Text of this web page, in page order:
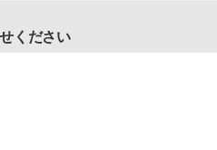
ください